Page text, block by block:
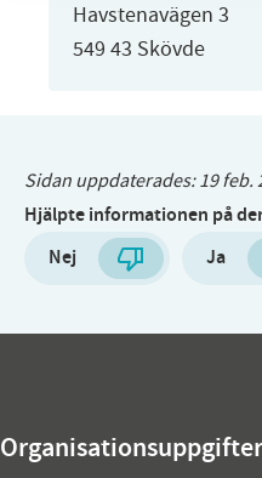
Havstenavägen 3
549 43 Skövde
Sidan uppdaterades:19 feb.
Hjälpte informationen på
Nej
Ja
Organisationsuppgifter